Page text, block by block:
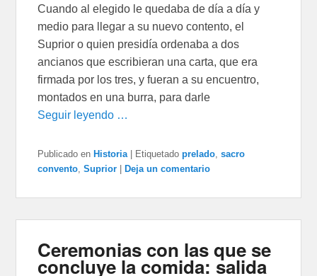
Cuando al elegido le quedaba de día a día y
medio para llegar a su nuevo contento, el
Suprior o quien presidía ordenaba a dos
ancianos que escribieran una carta, que era
firmada por los tres, y fueran a su encuentro,
montados en una burra, para darle
Seguir leyendo …
Publicado en Historia Etiquetado prelado,sacro
convento,Suprior Deja un comentario
Ceremonias con las que se
concluye la comida: salida